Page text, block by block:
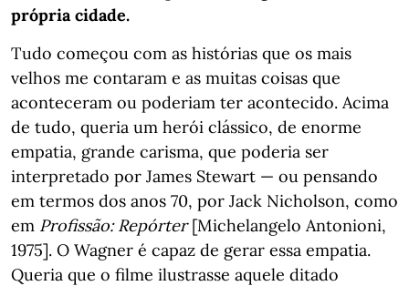
própria cidade.
Tudo começou com as histórias que os mais
velhos me contaram e as muitas coisas que
aconteceram ou poderiam ter acontecido. Acima
de tudo, queria um herói clássico, de enorme
empatia, grande carisma, que poderia ser
interpretado por James Stewart — ou pensando
em termos dos anos 70, por Jack Nicholson, como
em Profissão: Repórter[Michelangelo Antonioni,
1975]. O Wagner é capaz de gerar essa empatia.
Queria que o filme ilustrasse aquele ditado